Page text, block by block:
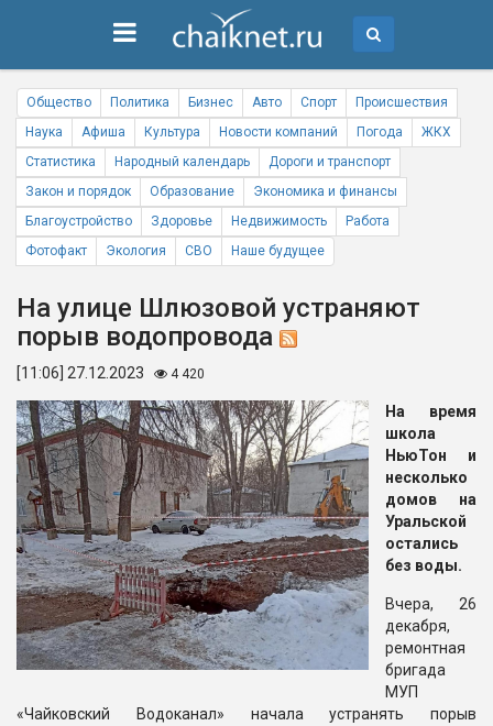
Общество Политика Бизнес Авто Спорт
Происшествия
Наука
Афиша Культура Новости компаний Погода
ЖКХ
Статистика
Народный календарь
Дороги и транспорт
Закон и порядок
Образование
Экономика и финансы
Благоустройство
Здоровье Недвижимость
Работа
Фотофакт
Экология СВО Наше будущее
На улице Шлюзовой устраняют
порыв водопровода
[11:06] 27.12.2023 4 420
На время
школа
НьюТон и
несколько
домов на
Уральской
остались
без воды.
Вчера, 26
декабря,
ремонтная
бригада
МУП
«Чайковский Водоканал» начала устранять порыв